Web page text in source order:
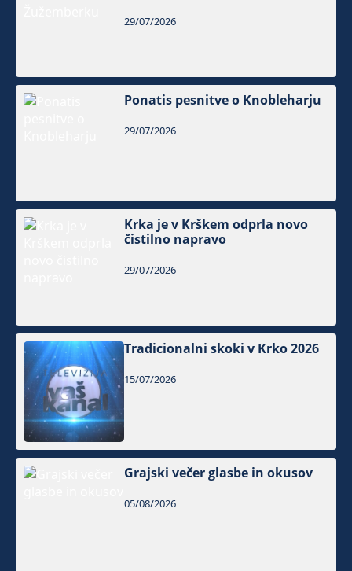
29/07/2026
Ponatis pesnitve o Knobleharju
29/07/2026
Krka je v Krškem odprla novo
čistilno napravo
29/07/2026
Tradicionalni skoki v Krko 2026
15/07/2026
Grajski večer glasbe in okusov
05/08/2026